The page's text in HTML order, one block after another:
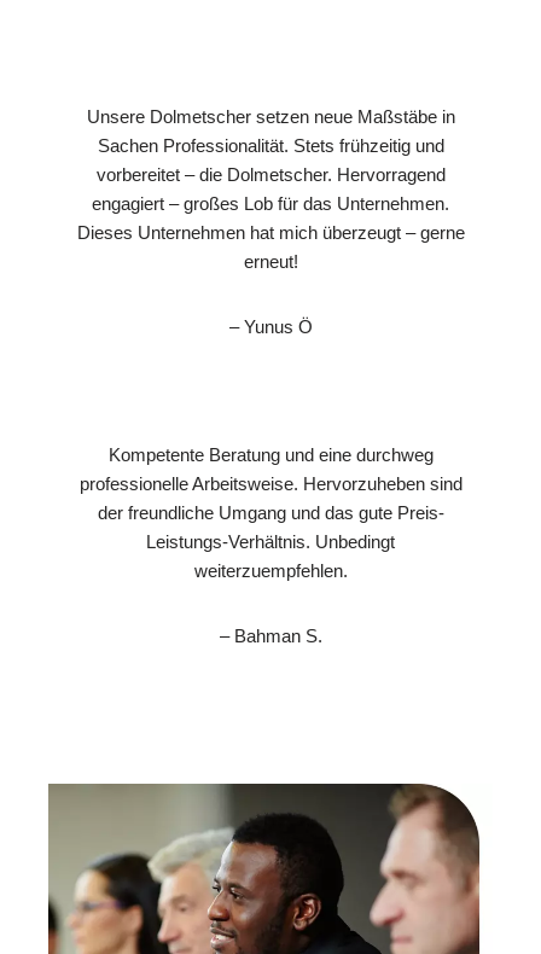
Unsere Dolmetscher setzen neue Maßstäbe in
Sachen Professionalität. Stets frühzeitig und
vorbereitet – die Dolmetscher. Hervorragend
engagiert – großes Lob für das Unternehmen.
Dieses Unternehmen hat mich überzeugt – gerne
erneut!
– Yunus Ö
Kompetente Beratung und eine durchweg
professionelle Arbeitsweise. Hervorzuheben sind
der freundliche Umgang und das gute Preis-
Leistungs-Verhältnis. Unbedingt
weiterzuempfehlen.
– Bahman S.